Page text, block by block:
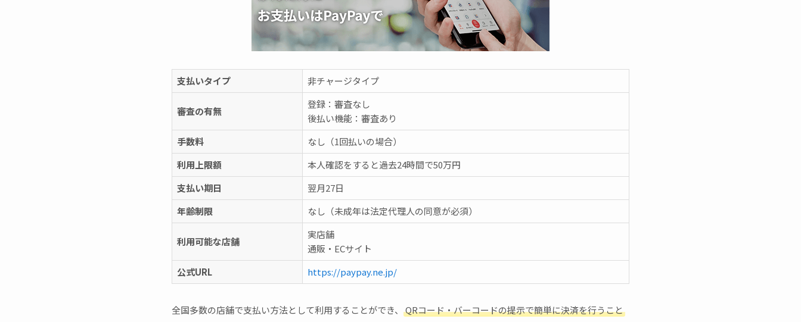
支払いタイプ 非チャージタイプ
審査の有無
登録：審査なし
後払い機能：審査あり
手数料
なし（1回払いの場合）
利用上限額
本人確認をすると過去24時間で50万円
支払い期日
翌月27日
年齢制限
なし（未成年は法定代理人の同意が必須）
利用可能な店舗
実店舗
通販・ECサイト
公式URL
https://paypay.ne.jp/
全国多数の店舗で支払い方法として利用することができ、
QRコード・バーコードの提示で簡単に決済を行うこと